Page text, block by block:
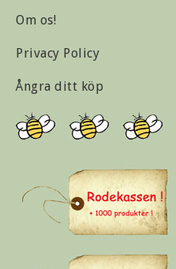
Om os!
Privacy Policy
Ångra ditt köp